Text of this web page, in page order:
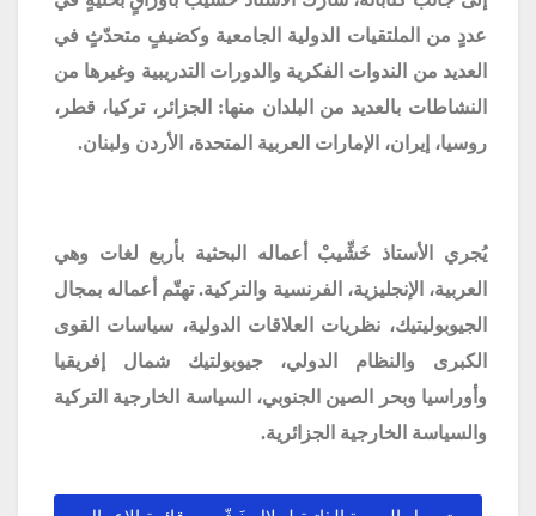
عددٍ من الملتقيات الدولية الجامعية وكضيفٍ متحدّثٍ في
العديد من الندوات الفكرية والدورات التدريبية وغيرها من
النشاطات بالعديد من البلدان منها: الجزائر، تركيا، قطر،
روسيا، إيران، الإمارات العربية المتحدة، الأردن ولبنان.
يُجري الأستاذ خَشِّيبْ أعماله البحثية بأربع لغات وهي
العربية، الإنجليزية، الفرنسية والتركية. تهتّم أعماله بمجال
الجيوبوليتيك، نظريات العلاقات الدولية، سياسات القوى
الكبرى والنظام الدولي، جيوبولتيك شمال إفريقيا
وأوراسيا وبحر الصين الجنوبي، السياسة الخارجية التركية
والسياسة الخارجية الجزائرية.